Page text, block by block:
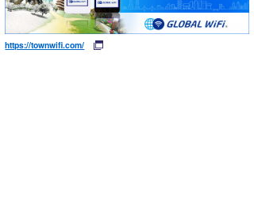
https://townwifi.com/